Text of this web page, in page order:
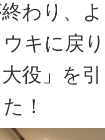
わり、
キに戻
役」を
！